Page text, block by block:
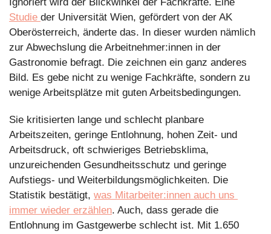
Studie der Universität Wien, gefördert von der AK
Oberösterreich, änderte das. In dieser wurden nämlich
zur Abwechslung die Arbeitnehmer:innen in der
Gastronomie befragt. Die zeichnen ein ganz anderes
Bild. Es gebe nicht zu wenige Fachkräfte, sondern zu
wenige Arbeitsplätze mit guten Arbeitsbedingungen.
Sie kritisierten lange und schlecht planbare
Arbeitszeiten, geringe Entlohnung, hohen Zeit- und
Arbeitsdruck, oft schwieriges Betriebsklima,
unzureichenden Gesundheitsschutz und geringe
Aufstiegs- und Weiterbildungsmöglichkeiten. Die
Statistik bestätigt, was Mitarbeiter:innen auch uns
immer wieder erzählen. Auch, dass gerade die
Entlohnung im Gastgewerbe schlecht ist. Mit 1.650